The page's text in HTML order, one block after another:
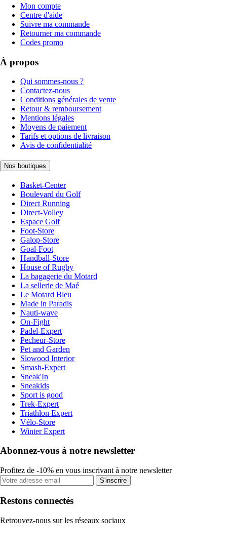
Mon compte
Centre d'aide
Suivre ma commande
Retourner ma commande
Codes promo
À propos
Qui sommes-nous ?
Contactez-nous
Conditions générales de vente
Retour & remboursement
Mentions légales
Moyens de paiement
Tarifs et options de livraison
Avis de confidentialité
Nos boutiques
Basket-Center
Boulevard du Golf
Direct Running
Direct-Volley
Espace Golf
Foot-Store
Galop-Store
Goal-Foot
Handball-Store
House of Rugby
La bagagerie du Motard
La sellerie de Maé
Le Motard Bleu
Made in Paradis
Nauti-wave
On-Fight
Padel-Expert
Pecheur-Store
Pet and Garden
Slowood Interior
Smash-Expert
Sneak'In
Sneakids
Sport is good
Trek-Expert
Triathlon Expert
Vélo-Store
Winter Expert
Abonnez-vous à notre newsletter
Profitez de -10% en vous inscrivant à notre newsletter
S'inscrire
Restons connectés
Retrouvez-nous sur les réseaux sociaux